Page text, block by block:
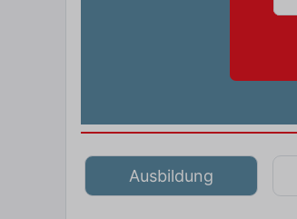
Ausbildung